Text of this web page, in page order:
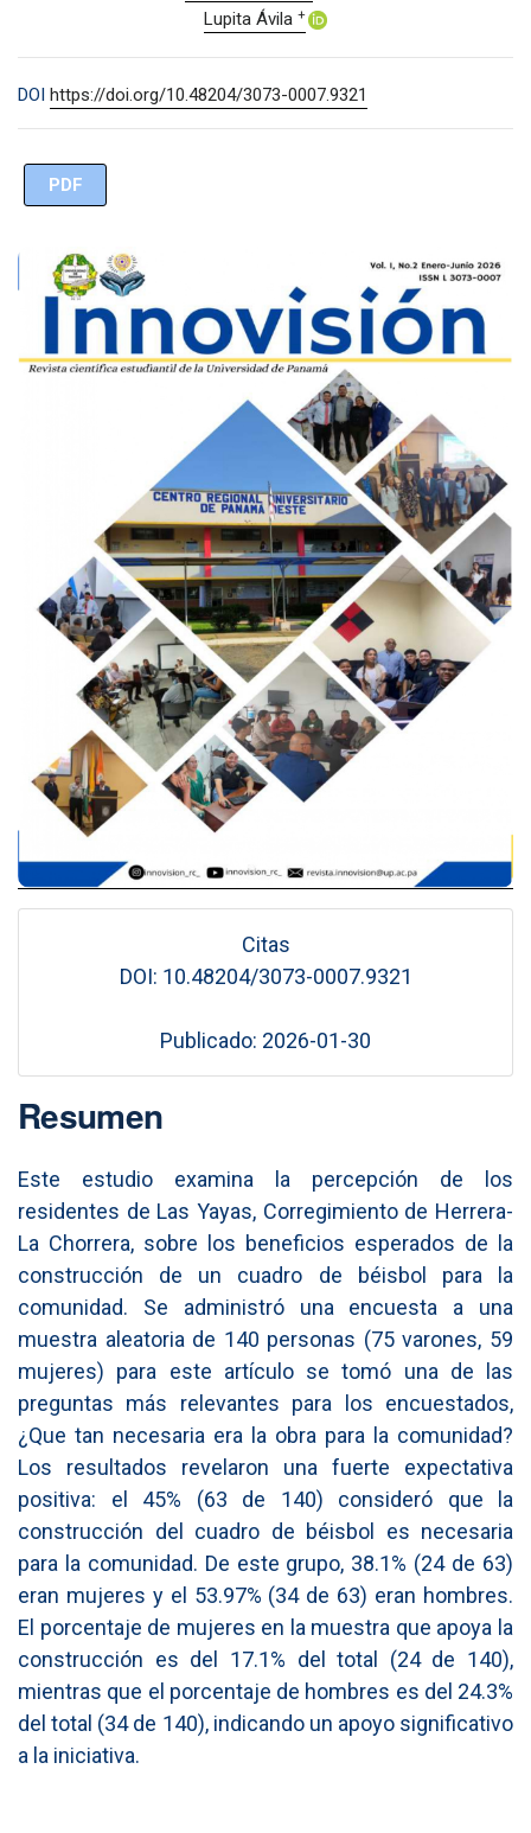
Lupita Ávila +
DOI https://doi.org/10.48204/3073-0007.9321
PDF
Imagen de portada
Citas
DOI: 10.48204/3073-0007.9321
Publicado: 2026-01-30
Resumen
Este estudio examina la percepción de los
residentes de Las Yayas, Corregimiento de Herrera-
La Chorrera, sobre los beneficios esperados de la
construcción de un cuadro de béisbol para la
comunidad. Se administró una encuesta a una
muestra aleatoria de 140 personas (75 varones, 59
mujeres) para este artículo se tomó una de las
preguntas más relevantes para los encuestados,
¿Que tan necesaria era la obra para la comunidad?
Los resultados revelaron una fuerte expectativa
positiva: el 45% (63 de 140) consideró que la
construcción del cuadro de béisbol es necesaria
para la comunidad. De este grupo, 38.1% (24 de 63)
eran mujeres y el 53.97% (34 de 63) eran hombres.
El porcentaje de mujeres en la muestra que apoya la
construcción es del 17.1% del total (24 de 140),
mientras que el porcentaje de hombres es del 24.3%
del total (34 de 140), indicando un apoyo significativo
a la iniciativa.